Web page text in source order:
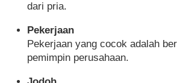
dari pria.
Pekerjaan
Pekerjaan yang cocok adalah
pemimpin perusahaan.